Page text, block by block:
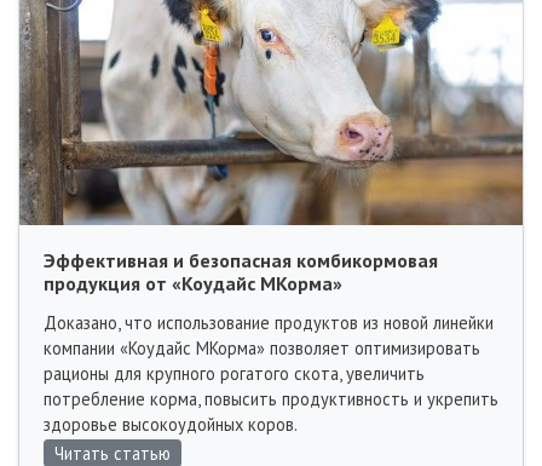
Эффективная и безопасная комбикормовая
продукция от «Коудайс МКорма»
Доказано, что использование продуктов из новой линейки
компании «Коудайс МКорма» позволяет оптимизировать
рационы для крупного рогатого скота, увеличить
потребление корма, повысить продуктивность и укрепить
здоровье высокоудойных коров.
Читать статью